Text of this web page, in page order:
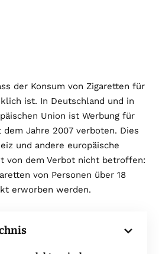
der Konsum von Zigaretten für
ist. In Deutschland und in
Union ist Werbung für
Jahre 2007 verboten. Dies
und andere europäische
von dem Verbot nicht betroffen:
von Personen über 18
erworben werden.